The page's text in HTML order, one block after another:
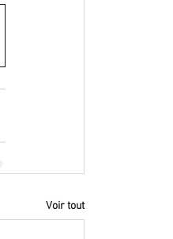
Voir tout